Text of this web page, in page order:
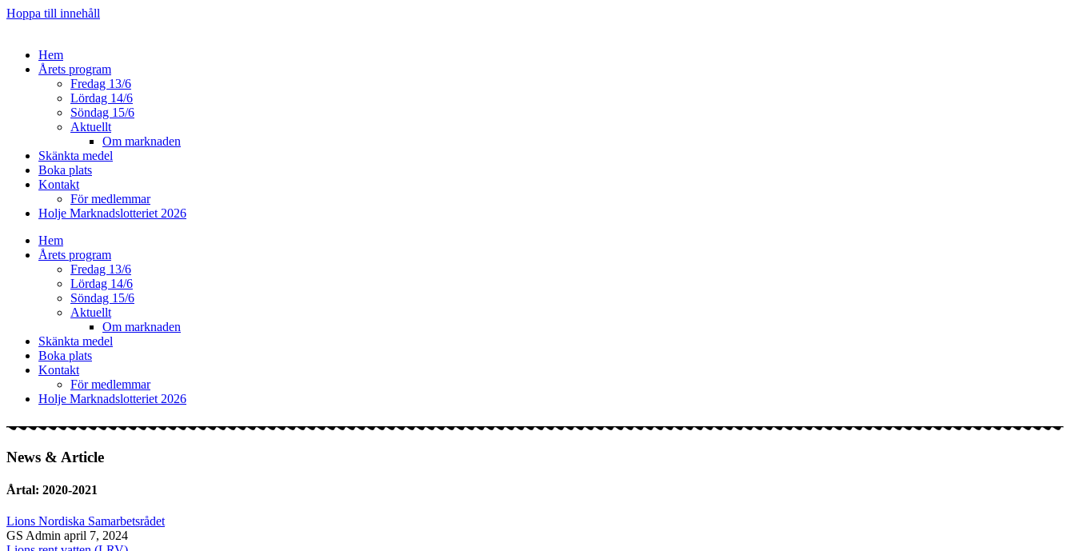
Hoppa till innehåll
Hem
Årets program
Fredag 13/6
Lördag 14/6
Söndag 15/6
Aktuellt
Om marknaden
Skänkta medel
Boka plats
Kontakt
För medlemmar
Holje Marknadslotteriet 2026
Hem
Årets program
Fredag 13/6
Lördag 14/6
Söndag 15/6
Aktuellt
Om marknaden
Skänkta medel
Boka plats
Kontakt
För medlemmar
Holje Marknadslotteriet 2026
News & Article
Årtal: 2020-2021
Lions Nordiska Samarbetsrådet
GS Admin april 7, 2024